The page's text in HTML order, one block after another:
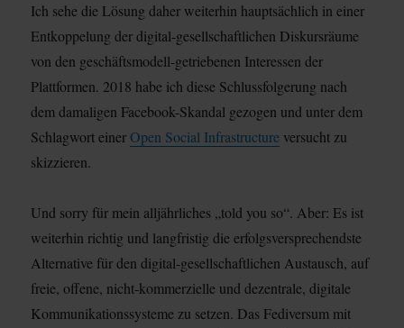
Ich sehe die Lösung daher weiterhin hauptsächlich in einer
Entkoppelung der digital-gesellschaftlichen Diskursräume
von den geschäftsmodell-getriebenen Interessen der
Plattformen. 2018 habe ich diese Schlussfolgerung nach
dem damaligen Facebook-Skandal gezogen und unter dem
Schlagwort einerOpen Social Infrastructure versucht zu
skizzieren.
Und sorry für mein alljährliches „told you so“. Aber: Es ist
weiterhin richtig und langfristig die erfolgsversprechendste
Alternative für den digital-gesellschaftlichen Austausch, auf
freie, offene, nicht-kommerzielle und dezentrale, digitale
Kommunikationssysteme zu setzen. Das Fediversum mit